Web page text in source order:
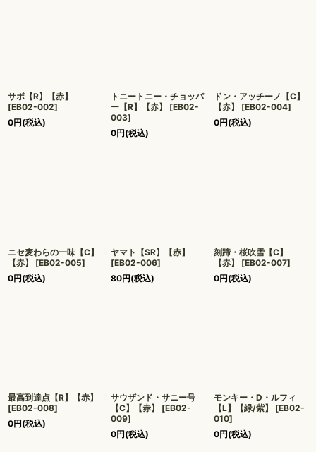
サボ【R】【赤】
[EB02-002]
0円(税込)
トニートニー・チョッパ
ー【R】【赤】
[EB02-
003]
0円(税込)
ドン・アッチーノ【C】
【赤】
[EB02-004]
0円(税込)
ニセ麦わらの一味【C】
【赤】
[EB02-005]
0円(税込)
ヤマト【SR】【赤】
[EB02-006]
80円(税込)
刻蹄・桜吹雪【C】
【赤】
[EB02-007]
0円(税込)
最高到達点【R】【赤】
[EB02-008]
0円(税込)
サウザンド・サニー号
【C】【赤】
[EB02-
009]
0円(税込)
モンキー・D・ルフィ
【L】【緑/紫】
[EB02-
010]
0円(税込)